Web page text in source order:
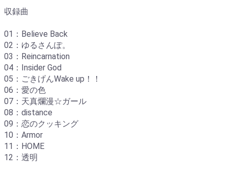
収録曲
01：Believe Back
02：ゆるさんぽ。
03：Reincarnation
04：Insider God
05：ごきげんWake up！！
06：愛の色
07：天真爛漫☆ガール
08：distance
09：恋のクッキング
10：Armor
11：HOME
12：透明